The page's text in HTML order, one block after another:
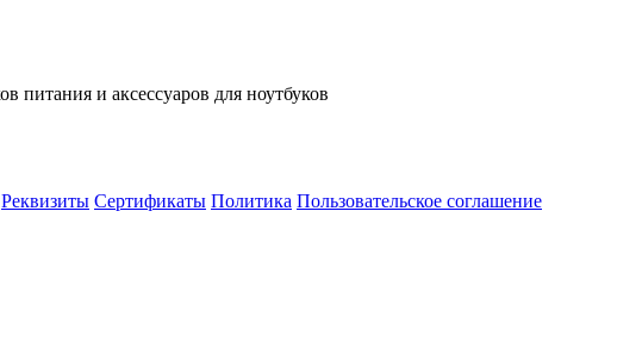
питания и аксессуаров для ноутбуков
Реквизиты Сертификаты Политика Пользовательское соглашение